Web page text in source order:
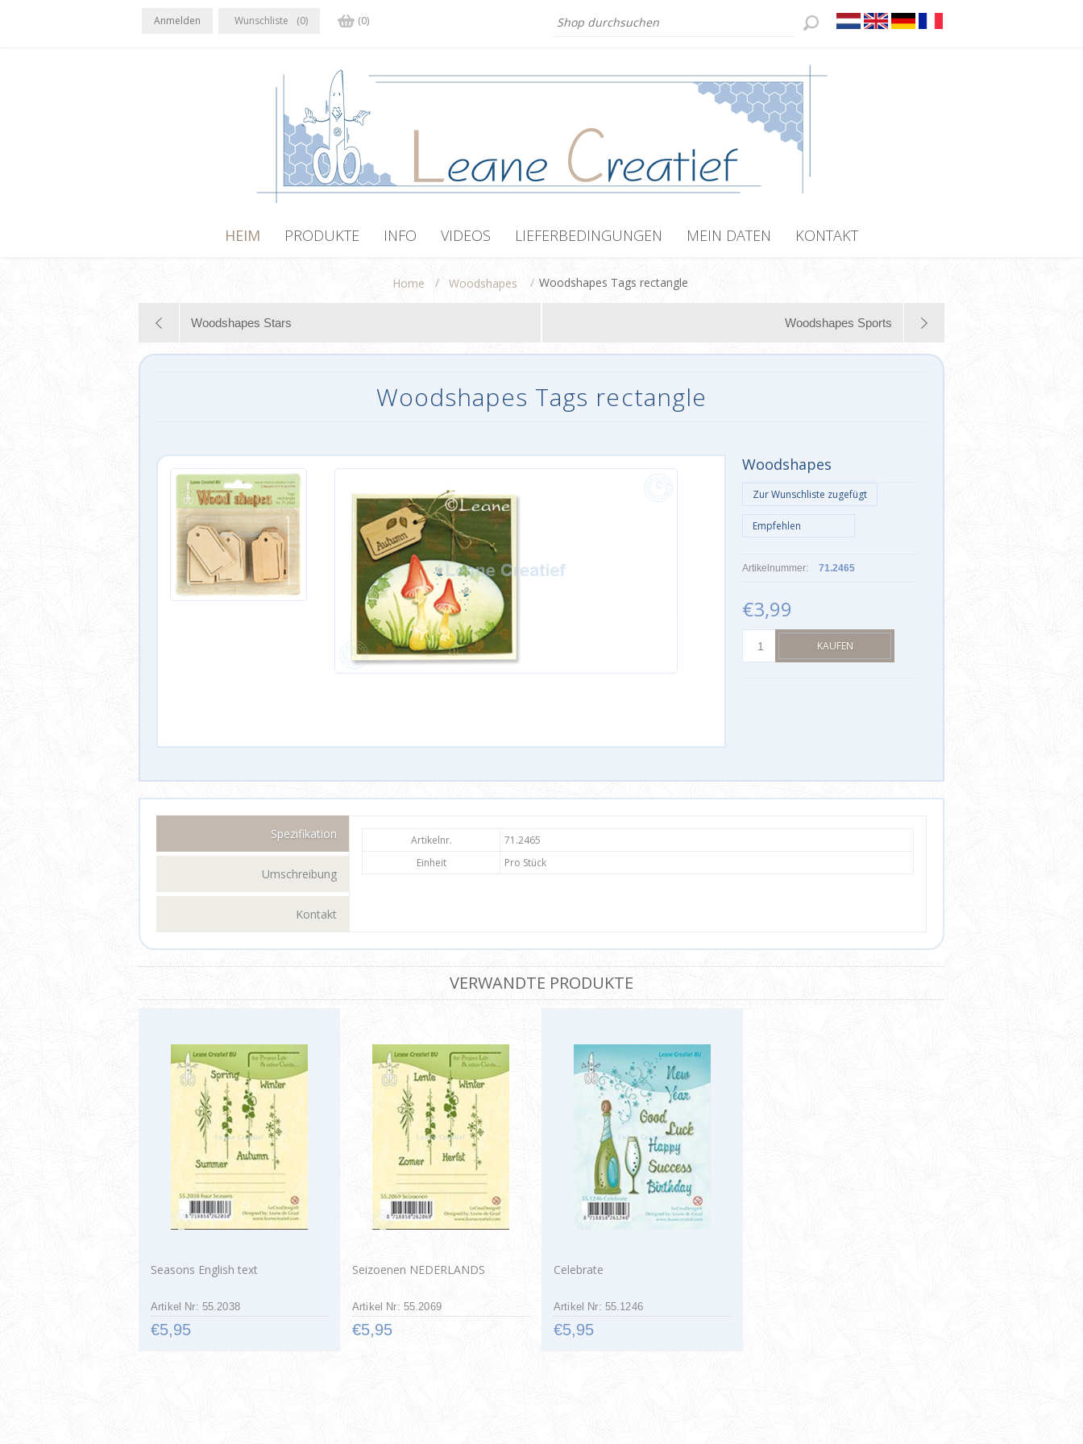
Anmelden Wunschliste (0) (0)
HEIM PRODUKTE INFO VIDEOS LIEFERBEDINGUNGEN MEIN DATEN KONTAKT
Home / Woodshapes / Woodshapes Tags rectangle
Woodshapes Stars Woodshapes Sports
Woodshapes Tags rectangle
Woodshapes
Artikelnummer: 71.2465
€3,99
Spezifikation
Umschreibung
Kontakt
Artikelnr.
71.2465
Einheit
Pro Stück
VERWANDTE PRODUKTE
Seasons English text
Artikel Nr: 55.2038
€5,95
Seizoenen NEDERLANDS
Artikel Nr: 55.2069
€5,95
Celebrate
Artikel Nr: 55.1246
€5,95